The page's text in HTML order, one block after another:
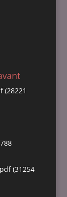
(28221
(31254